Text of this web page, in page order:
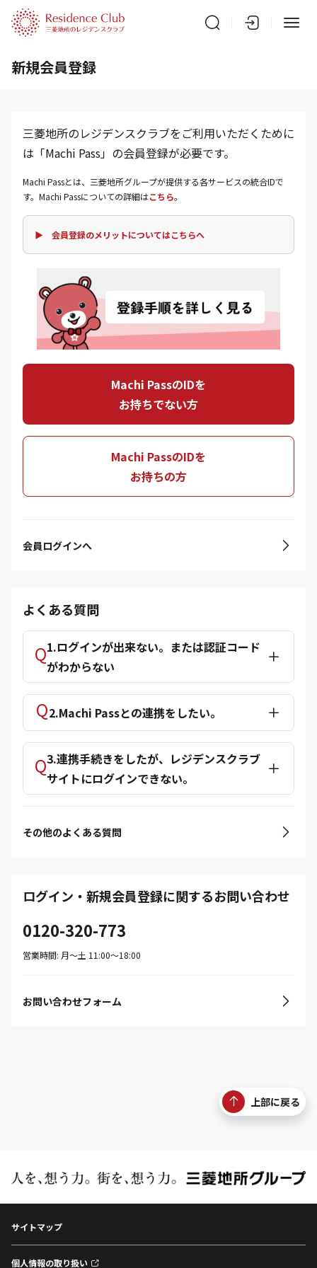
新規会員登録
三菱地所のレジデンスクラブをご利用いただくために
は「Machi Pass」の会員登録が必要です。
Machi Passとは、三菱地所グループが提供する各サービスの統合IDで
す。Machi Passについての詳細はこちら。
▶ 会員登録のメリットについてはこちらへ
Machi PassのIDを
お持ちでない方
Machi PassのIDを
お持ちの方
会員ログインへ
よくある質問
1.ログインが出来ない。または認証コード
がわからない
2.Machi Passとの連携をしたい。
3.連携手続きをしたが、レジデンスクラブ
サイトにログインできない。
その他のよくある質問
ログイン・新規会員登録に関するお問い合わせ
0120-320-773
営業時間: 月〜土 11:00〜18:00
お問い合わせフォーム
上部に戻る
サイトマップ
個人情報の取り扱い